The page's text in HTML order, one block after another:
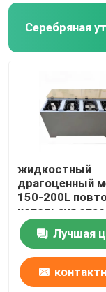
Серебряная
жидкостный
драгоценный
150-200L
используя
металла
от
воды
Лучшая